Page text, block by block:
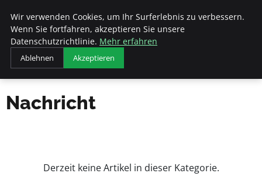
Veranstaltungen
Fds
Nachricht
Derzeit keine Artikel in dieser Kategorie.
Wir verwenden Cookies, um Ihr Surferlebnis zu verbessern.
Wenn Sie fortfahren, akzeptieren Sie unsere
Datenschutzrichtlinie. Mehr erfahren
Ablehnen Akzeptieren